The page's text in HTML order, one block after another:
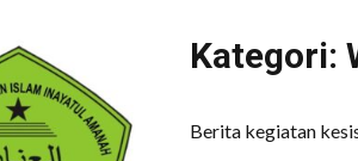
Kategori:
Berita kegiatan